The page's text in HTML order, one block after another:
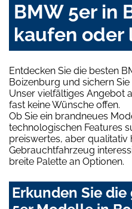
BMW 5er in
kaufen oder
Entdecken Sie die besten
Boizenburg und sichern
Unser vielfältiges Angebot
fast keine Wünsche offen.
Ob Sie ein brandneues
technologischen Features
preiswertes, aber qualitativ
Gebrauchtfahrzeug
breite Palette an Optionen.
Erkunden Sie